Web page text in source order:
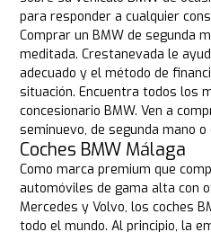
para responder a cualquier
Comprar un BMW de segunda
meditada. Crestanevada le
adecuado y el método de
situación. Encuentra todos los
concesionario BMW. Ven a
seminuevo, de segunda mano
Coches BMW Málaga
Como marca premium que
automóviles de gama alta con
Mercedes y Volvo, los coches
todo el mundo. Al principio, la